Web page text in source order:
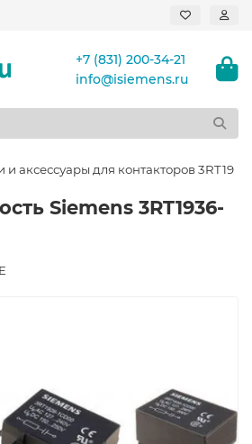
+7 (831) 200-34-21
info@isiemens.ru
аксессуары для контакторов 3RT19
Siemens 3RT1936-